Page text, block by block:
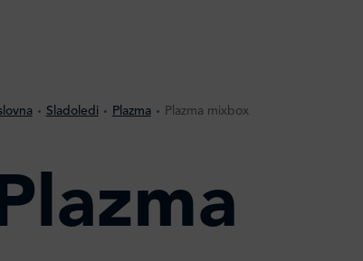
Sladoledi Plazma Plazma mixbox